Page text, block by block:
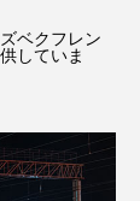
ベクフレン
していま